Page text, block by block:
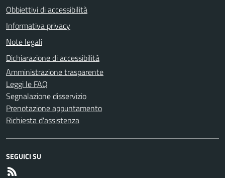
Obbiettivi di accessibilità
Informativa privacy
Note legali
Dichiarazione di accessibilità
Amministrazione trasparente
Leggi le FAQ
Segnalazione disservizio
Prenotazione appuntamento
Richiesta d'assistenza
SEGUICI SU